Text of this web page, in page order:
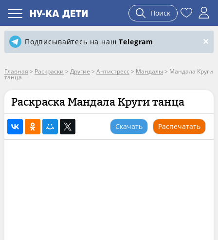
Поиск
Подписывайтесь на нашTelegram
Главная > Раскраски > Другие > Антистресс > Мандалы > Мандала Круги
танца
Раскраска Мандала Круги танца
Скачать Распечатать